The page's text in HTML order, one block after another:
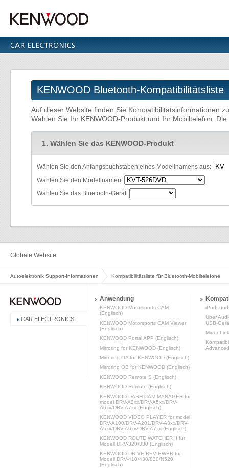
KENWOOD Bluetooth-Kompatibilitätsliste
Auf dieser Website finden Sie Kompatibilitätsinformationen
Wählen Sie Ihr KENWOOD-Produkt und Ihr Mobiltelefon.
1. Wählen Sie das KENWOOD-Produkt
Wählen Sie den Anfangsbuchstaben eines Modellnamens aus:
Wählen Sie den Modellnamen:
Wählen Sie das Bluetooth-Gerät:
Globale Website
Autoelektronik Support-Informationen Kompatibilitätsliste für Bluetooth-Mobiltelefone
CAR ELECTRONICS
Anwendung
KENWOOD Motorsports CAM
(Englisch)
KENWOOD Motorsports CAM Viewer
(Englisch)
KENWOOD Portal APP (Englisch)
Mirroring for KENWOOD (Englisch)
Mirroring OA for KENWOOD (Englisch)
Mirroring OB for KENWOOD (Englisch)
KENWOOD Remote S (Englisch)
KENWOOD Remote (Englisch)
KENWOOD DASH CAM MANAGER for
model DRV-A3xx/DRV-A5xx/DRV-
A6xx/DRV-A7xx (Englisch)
KENWOOD VIDEO PLAYER for model
DRV-A100/DRV-A201/DRV-A3xx/DRV-
A5xx/DRV-A6xx/DRV-A7xx (Englisch)
KENWOOD ROUTE WATCHER II für
Modell DRV-320/330 (Englisch)
KENWOOD DRIVE REVIEWER für
Modell DRV-410/430/830/N520
(Englisch)
iPod-
Über
USB-
Mirror